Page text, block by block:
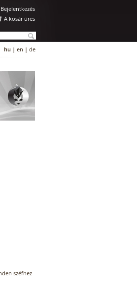
Bejelentkezés
A kosár üres
hu | en | de
széfhez